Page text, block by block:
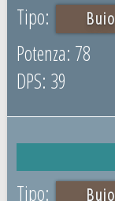
Buio
78
39
Buio